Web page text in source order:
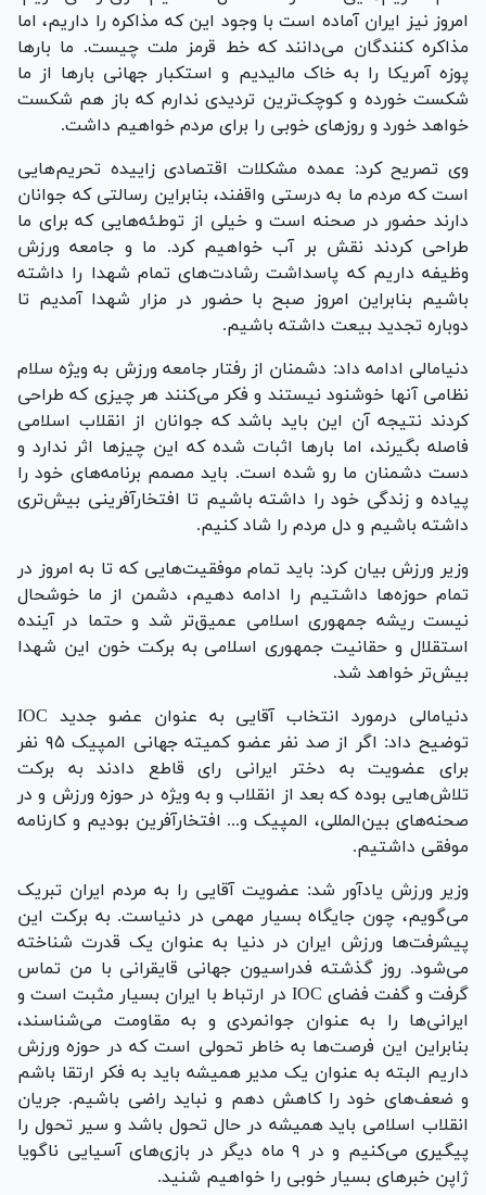
امروز نیز ایران آماده است با وجود این که مذاکره را داریم، اما
مذاکره کنندگان می‌دانند که خط قرمز ملت چیست. ما بار‌ها
پوزه آمریکا را به خاک مالیدیم و استکبار جهانی بار‌ها از ما
شکست خورده و کوچک‌ترین تردیدی ندارم که باز هم شکست
خواهد خورد و روز‌های خوبی را برای مردم خواهیم داشت.
وی تصریح کرد: عمده مشکلات اقتصادی زاییده تحریم‌هایی
است که مردم ما به درستی واقفند، بنابراین رسالتی که جوانان
دارند حضور در صحنه است و خیلی از توطئه‌هایی که برای ما
طراحی کردند نقش بر آب خواهیم کرد. ما و جامعه ورزش
وظیفه داریم که پاسداشت رشادت‌های تمام شهدا را داشته
باشیم بنابراین امروز صبح با حضور در مزار شهدا آمدیم تا
دوباره تجدید بیعت داشته باشیم.
دنیامالی ادامه داد: دشمنان از رفتار جامعه ورزش به ویژه سلام
نظامی آنها خوشنود نیستند و فکر می‌کنند هر چیزی که طراحی
کردند نتیجه آن این باید باشد که جوانان از انقلاب اسلامی
فاصله بگیرند، اما بار‌ها اثبات شده که این چیز‌ها اثر ندارد و
دست دشمنان ما رو شده است. باید مصمم برنامه‌های خود را
پیاده و زندگی خود را داشته باشیم تا افتخارآفرینی بیش‌تری
داشته باشیم و دل مردم را شاد کنیم.
وزیر ورزش بیان کرد: باید تمام موفقیت‌هایی که تا به امروز در
تمام حوزه‌ها داشتیم را ادامه دهیم، دشمن از ما خوشحال
نیست ریشه جمهوری اسلامی عمیق‌تر شد و حتما در آینده
استقلال و حقانیت جمهوری اسلامی به برکت خون این شهدا
بیش‌تر خواهد شد.
دنیامالی درمورد انتخاب آقایی به عنوان عضو جدید IOC
توضیح داد: اگر از صد نفر عضو کمیته جهانی المپیک ۹۵ نفر
برای عضویت به دختر ایرانی رای قاطع دادند به برکت
تلاش‌هایی بوده که بعد از انقلاب و به ویژه در حوزه ورزش و در
صحنه‌های بین‌المللی، المپیک و... افتخارآفرین بودیم و کارنامه
موفقی داشتیم.
وزیر ورزش یادآور شد: عضویت آقایی را به مردم ایران تبریک
می‌گویم، چون جایگاه بسیار مهمی در دنیاست. به برکت این
پیشرفت‌ها ورزش ایران در دنیا به عنوان یک قدرت شناخته
می‌شود. روز گذشته فدراسیون جهانی قایقرانی با من تماس
گرفت و گفت فضای IOC در ارتباط با ایران بسیار مثبت است و
ایرانی‌ها را به عنوان جوانمردی و به مقاومت می‌شناسند،
بنابراین این فرصت‌ها به خاطر تحولی است که در حوزه ورزش
داریم البته به عنوان یک مدیر همیشه باید به فکر ارتقا باشم
و ضعف‌های خود را کاهش دهم و نباید راضی باشیم. جریان
انقلاب اسلامی باید همیشه در حال تحول باشد و سیر تحول را
پیگیری می‌کنیم و در ۹ ماه دیگر در بازی‌های آسیایی ناگویا
ژاپن خبر‌های بسیار خوبی را خواهیم شنید.